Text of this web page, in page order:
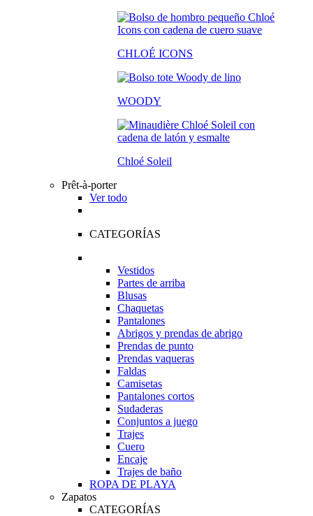
CHLOÉ ICONS
WOODY
Chloé Soleil
Prêt-à-porter
Ver todo
CATEGORÍAS
Vestidos
Partes de arriba
Blusas
Chaquetas
Pantalones
Abrigos y prendas de abrigo
Prendas de punto
Prendas vaqueras
Faldas
Camisetas
Pantalones cortos
Sudaderas
Conjuntos a juego
Trajes
Cuero
Encaje
Trajes de baño
ROPA DE PLAYA
Zapatos
CATEGORÍAS